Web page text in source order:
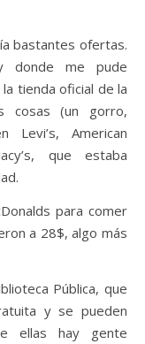
bastantes ofertas.
donde me pude
tienda oficial de la
cosas (un gorro,
Levi’s, American
que estaba
para comer
a 28$, algo más
Pública, que
y se pueden
ellas hay gente